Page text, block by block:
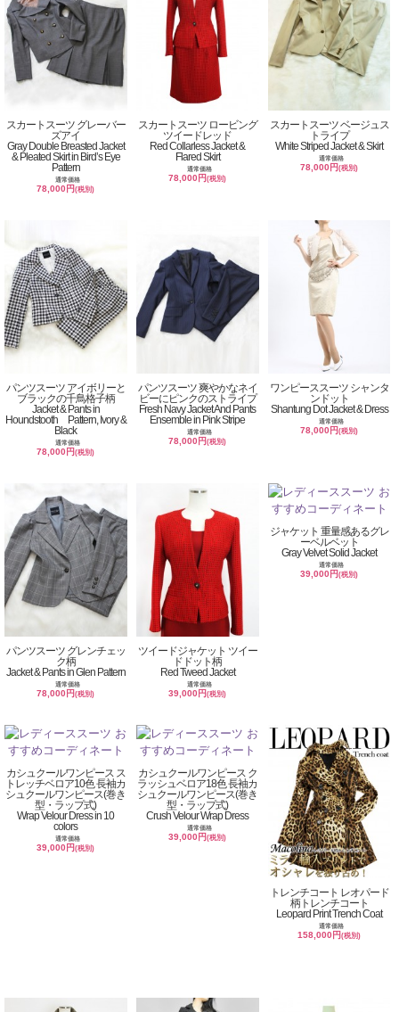
スカートスーツ グレーバー
ズアイ
Gray Double Breasted Jacket
& Pleated Skirt in Bird’s Eye
Pattern
通常価格
78,000円(税別)
スカートスーツ ロービング
ツイードレッド
Red Collarless Jacket &
Flared Skirt
通常価格
78,000円(税別)
スカートスーツ ベージュス
トライプ
White Striped Jacket & Skirt
通常価格
78,000円(税別)
パンツスーツ アイボリーと
ブラックの千鳥格子柄
Jacket & Pants in
Houndstooth Pattern, Ivory &
Black
通常価格
78,000円(税別)
パンツスーツ 爽やかなネイ
ビーにピンクのストライプ
Fresh Navy Jacket And Pants
Ensemble in Pink Stripe
通常価格
78,000円(税別)
ワンピーススーツ シャンタ
ンドット
Shantung Dot Jacket & Dress
通常価格
78,000円(税別)
パンツスーツ グレンチェッ
ク柄
Jacket & Pants in Glen Pattern
通常価格
78,000円(税別)
ツイードジャケット ツイー
ドドット柄
Red Tweed Jacket
通常価格
39,000円(税別)
ジャケット 重量感あるグレ
ーベルベット
Gray Velvet Solid Jacket
通常価格
39,000円(税別)
カシュクールワンピース ス
トレッチベロア10色 長袖カ
シュクールワンピース(巻き
型・ラップ式)
Wrap Velour Dress in 10
colors
通常価格
39,000円(税別)
カシュクールワンピース ク
ラッシュベロア18色 長袖カ
シュクールワンピース(巻き
型・ラップ式)
Crush Velour Wrap Dress
通常価格
39,000円(税別)
トレンチコート レオパード
柄トレンチコート
Leopard Print Trench Coat
通常価格
158,000円(税別)